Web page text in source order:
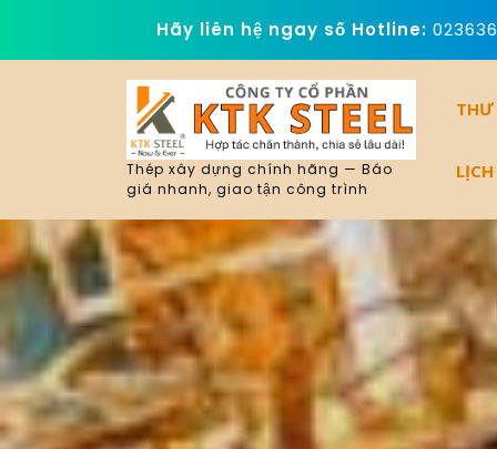
content
Hãy liên hệ ngay số Hotline:
Thép xây dựng chính hãng — Báo
giá nhanh, giao tận công trình
THƯ